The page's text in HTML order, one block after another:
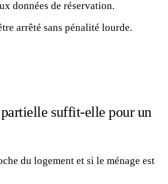
données de réservation.
arrêté sans pénalité lourde.
suffit-elle pour un
du logement et si le ménage est